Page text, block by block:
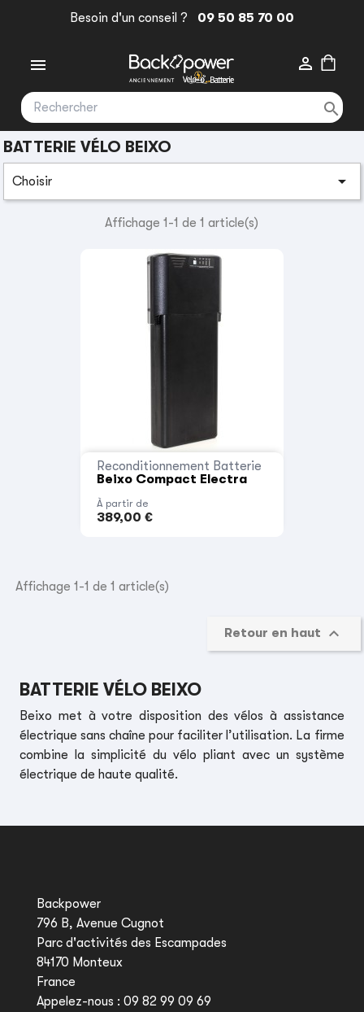
Besoin d'un conseil ? 09 50 85 70 00
 

BATTERIE VÉLO BEIXO
Choisir 
Affichage 1-1 de 1 article(s)
Reconditionnement Batterie
Beixo Compact Electra
À partir de
389,00 €
Affichage 1-1 de 1 article(s)
Retour en haut 
BATTERIE VÉLO BEIXO
Beixo met à votre disposition des vélos à assistance
électrique sans chaîne pour faciliter l’utilisation. La firme
combine la simplicité du vélo pliant avec un système
électrique de haute qualité.
Backpower
796 B, Avenue Cugnot
Parc d'activités des Escampades
84170 Monteux
France
Appelez-nous : 09 82 99 09 69